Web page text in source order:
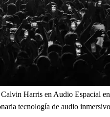
Harris en Audio Espacial
tecnología de audio